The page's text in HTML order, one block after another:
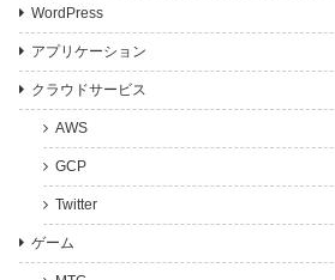
WordPress
アプリケーション
クラウドサービス
AWS
GCP
Twitter
ゲーム